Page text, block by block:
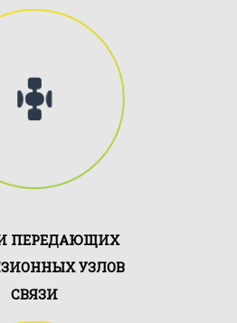
оказывает услуги
мониторинга,
в свою очередь,
ПЕРЕДАЮЩИХ
УЗЛОВ
СВЯЗИ